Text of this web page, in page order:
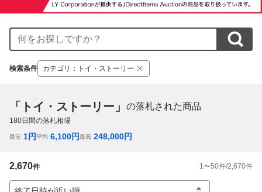
検索条件 カテゴリ ： トイ・ストーリー
「トイ・ストーリー」 の落札された商品
180日間の落札相場
最安 1円平均 6,100円最高 248,000円
2,670件 1 〜50件/2,670件